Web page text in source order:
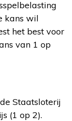
kans wil
het best voor
van 1 op
Staatsloterij
(1 op 2).